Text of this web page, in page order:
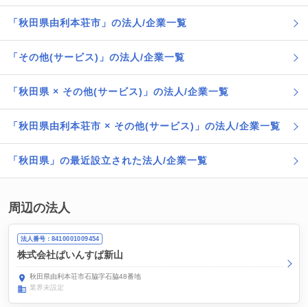
「秋田県由利本荘市」の法人/企業一覧
「その他(サービス)」の法人/企業一覧
「秋田県 × その他(サービス)」の法人/企業一覧
「秋田県由利本荘市 × その他(サービス)」の法人/企業一覧
「秋田県」の最近設立された法人/企業一覧
周辺の法人
法人番号：8410001009454
株式会社ぱいんすぱ新山
秋田県由利本荘市石脇字石脇48番地
業界未設定